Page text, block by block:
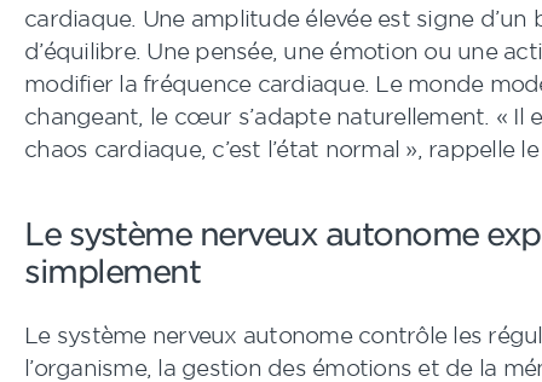
cardiaque. Une amplitude élevée est signe
d’équilibre. Une pensée, une émotion ou une
modifier la fréquence cardiaque. Le monde
changeant, le cœur s’adapte naturellement. « Il
chaos cardiaque, c’est l’état normal », rappelle le
Le système nerveux autonome
simplement
Le système nerveux autonome contrôle les
l’organisme, la gestion des émotions et de la